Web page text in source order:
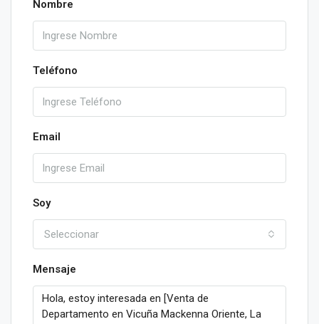
Nombre
Teléfono
Email
Soy
Seleccionar
Mensaje